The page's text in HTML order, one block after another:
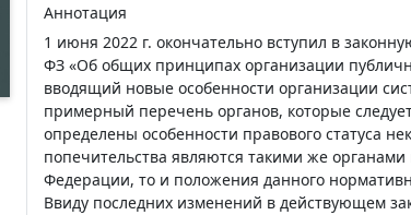
Аннотация
1 июня 2022 г. окончательно вступил в
ФЗ «Об общих принципах организации
вводящий новые особенности организации
примерный перечень органов, которые
определены особенности правового статуса
попечительства являются такими же
Федерации, то и положения данного
Ввиду последних изменений в действующем